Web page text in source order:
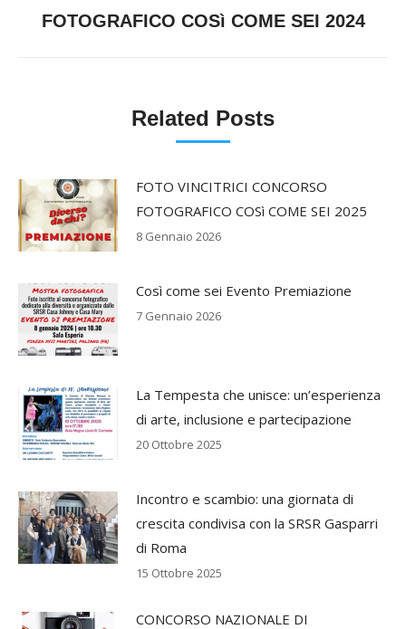
post:
FOTOGRAFICO COSì COME SEI 2024
Related Posts
FOTO VINCITRICI CONCORSO
FOTOGRAFICO COSì COME SEI 2025
8 Gennaio 2026
Così come sei Evento Premiazione
7 Gennaio 2026
La Tempesta che unisce: un’esperienza
di arte, inclusione e partecipazione
20 Ottobre 2025
Incontro e scambio: una giornata di
crescita condivisa con la SRSR Gasparri
di Roma
15 Ottobre 2025
CONCORSO NAZIONALE DI